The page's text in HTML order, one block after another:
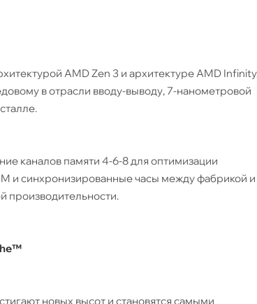
AMD Zen 3 и архитектуре AMD
в отрасли вводу-выводу, 7-нанометровой
каналов памяти 4-6-8 для оптимизации
и синхронизированные часы между фабрикой
производительности.
новых высот и становятся самыми